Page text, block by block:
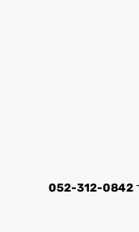
052-312-0842